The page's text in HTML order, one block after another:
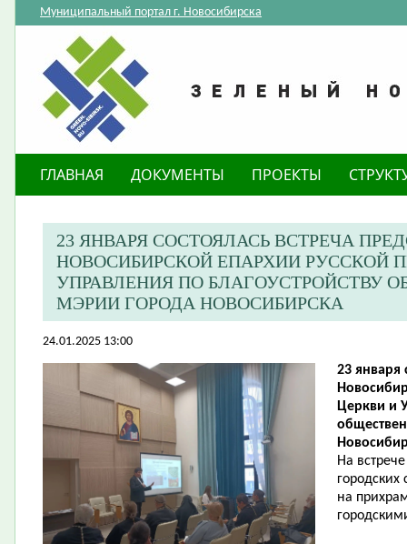
Муниципальный портал г. Новосибирска
ГЛАВНАЯ ДОКУМЕНТЫ ПРОЕКТЫ
23 ЯНВАРЯ СОСТОЯЛАСЬ ВСТРЕЧА
НОВОСИБИРСКОЙ ЕПАРХИИ РУССКОЙ
УПРАВЛЕНИЯ ПО БЛАГОУСТРОЙСТВУ
МЭРИИ ГОРОДА НОВОСИБИРСКА
24.01.2025 13:00
23 января
Церкви и
На
городских
на